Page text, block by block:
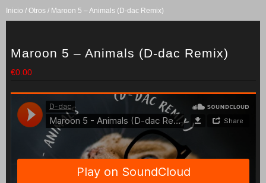
Inicio / Otros / Maroon 5 – Animals (D-dac Remix)
Maroon 5 – Animals (D-dac Remix)
€0.00